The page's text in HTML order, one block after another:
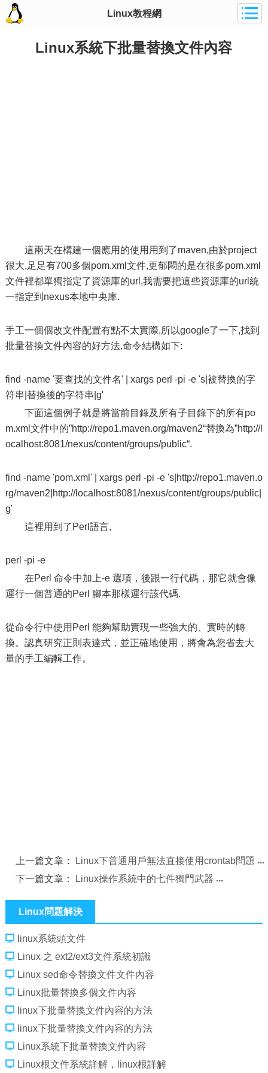
Linux教程網
Linux系統下批量替換文件內容
這兩天在構建一個應用的使用用到了maven,由於project
很大,足足有700多個pom.xml文件,更郁悶的是在很多pom.xml
文件裡都單獨指定了資源庫的url,我需要把這些資源庫的url統
一指定到nexus本地中央庫.
手工一個個改文件配置有點不太實際,所以google了一下,找到
批量替換文件內容的好方法,命令結構如下:
find -name '要查找的文件名' | xargs perl -pi -e 's|被替換的字
符串|替換後的字符串|g'
下面這個例子就是將當前目錄及所有子目錄下的所有po
m.xml文件中的”http://repo1.maven.org/maven2“替換為”http://l
ocalhost:8081/nexus/content/groups/public“.
find -name 'pom.xml' | xargs perl -pi -e 's|http://repo1.maven.o
rg/maven2|http://localhost:8081/nexus/content/groups/public|
g'
這裡用到了Perl語言,
perl -pi -e
在Perl 命令中加上-e 選項，後跟一行代碼，那它就會像
運行一個普通的Perl 腳本那樣運行該代碼.
從命令行中使用Perl 能夠幫助實現一些強大的、實時的轉
換。認真研究正則表達式，並正確地使用，將會為您省去大
量的手工編輯工作。
上一篇文章：
Linux下普通用戶無法直接使用crontab問題
下一篇文章：
Linux操作系統中的七件獨門武器
Linux問題解決
linux系統頭文件
Linux 之 ext2/ext3文件系統初識
Linux sed命令替換文件文件內容
Linux批量替換多個文件內容
linux下批量替換文件內容的方法
linux下批量替換文件內容的方法
Linux系統下批量替換文件內容
Linux根文件系統詳解，linux根詳解